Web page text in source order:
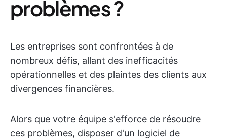
problèmes ?
Les entreprises sont confrontées à de
nombreux défis, allant des inefficacités
opérationnelles et des plaintes des clients aux
divergences financières.
Alors que votre équipe s'efforce de résoudre
ces problèmes, disposer d'un logiciel de